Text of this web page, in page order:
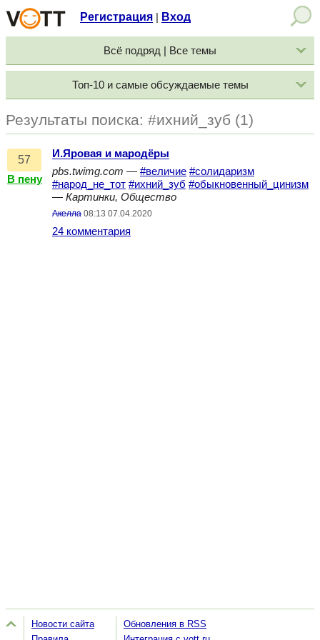
Регистрация Вход
Всё подряд | Все темы
Топ-10 и самые обсуждаемые темы
Результаты поиска: #ихний_зуб (1)
57
В пену
И.Яровая и мародёры
pbs.twimg.com — #величие #солидаризм
#народ_не_тот #ихний_зуб #обыкновенный_цинизм
— Картинки, Общество
Акелла 08:13 07.04.2020
24 комментария
Новости сайта
Обновления в RSS